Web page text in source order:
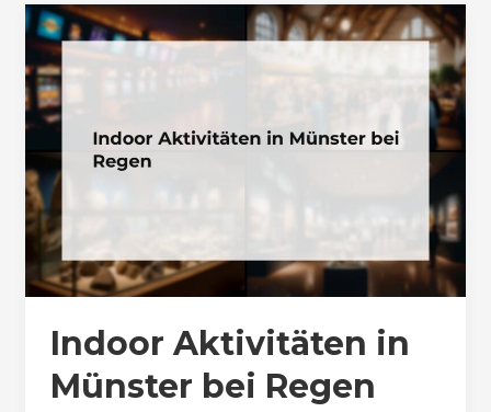
Indoor Aktivitäten in
Münster bei Regen